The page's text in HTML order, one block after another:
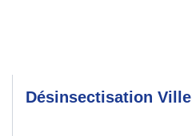
Désinsectisation